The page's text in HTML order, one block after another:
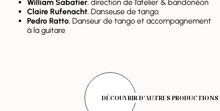
William Sabatier, direction de l’atelier & bandonéon
Claire Rufenacht, Danseuse de tango
Pedro Ratto, Danseur de tango et accompagnement
à la guitare
DÉCOUVRIR D’AUTRES PRODUCTIONS